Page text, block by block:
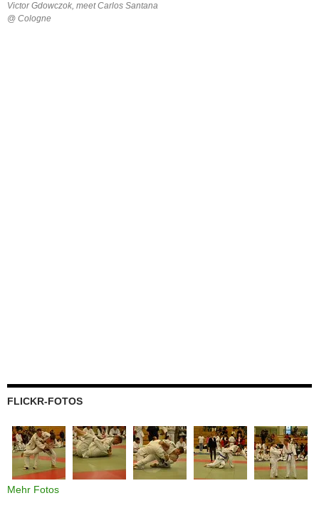
Victor Gdowczok, meet Carlos Santana
@ Cologne
FLICKR-FOTOS
Mehr Fotos